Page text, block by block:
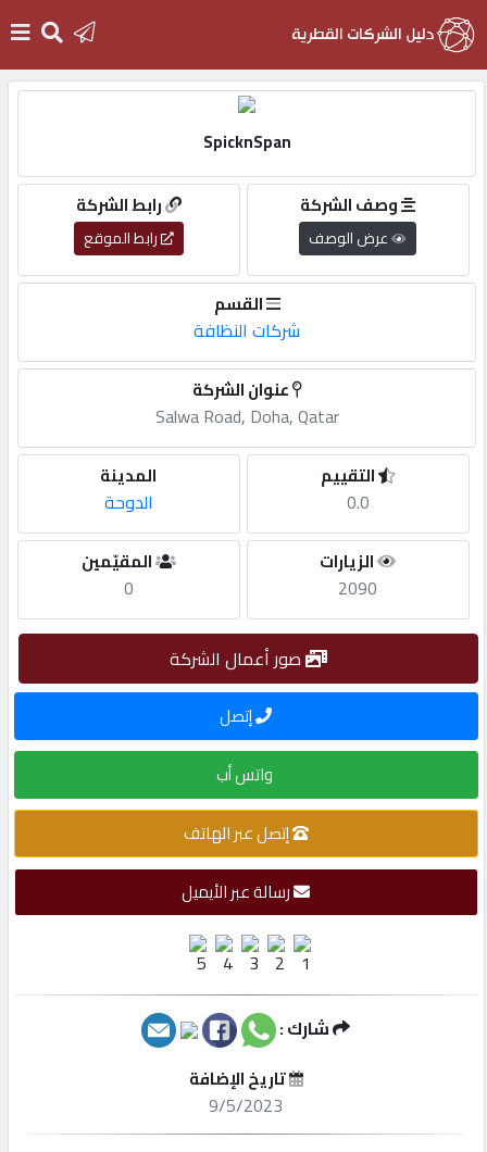
دخول
التسجيل
اعلانك
مطلوب
اشتراك
الاحصائيات
شركات
مميزة
SpicknSpan
رابط الشركة
رابط الموقع
وصف الشركة
عرض الوصف
القسم
شركات النظافة
عنوان الشركة
Salwa Road, Doha, Qatar
المدينة
الدوحة
التقييم
0.0
المقيّمين
0
الزيارات
2090
صور أعمال الشركة
إتصل
واتس أب
إتصل عبر الهاتف
رسالة عبر الأيميل
شارك :
تاريخ الإضافة
9/5/2023